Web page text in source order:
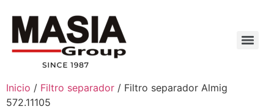
Inicio / Filtro separador / Filtro separador Almig
572.11105